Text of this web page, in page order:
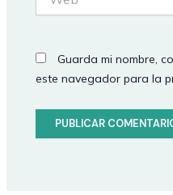
Guarda mi nombre,
este navegador para la